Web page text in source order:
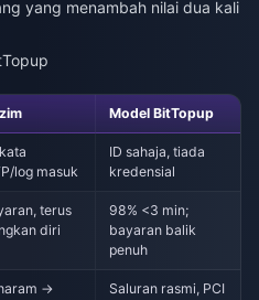
yang menambah nilai dua kali
Model BitTopup
log masuk
ID sahaja, tiada
kredensial
terus
diri
98% <3 min;
bayaran balik
penuh
→
Saluran rasmi, PCI